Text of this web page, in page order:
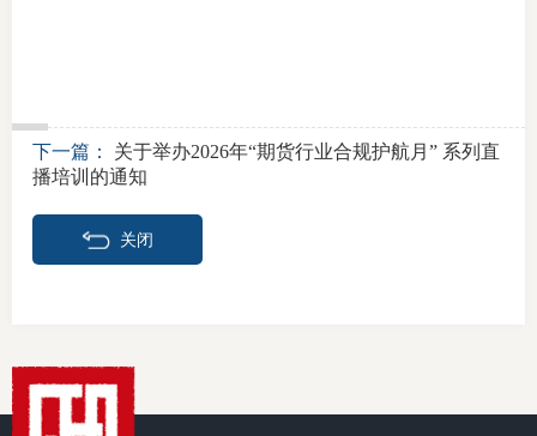
下一篇：
关于举办2026年“期货行业合规护航月” 系列直
播培训的通知
关闭